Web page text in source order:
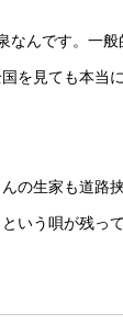
なんです。一般
を見ても本当
の生家も道路
いう唄が残っ